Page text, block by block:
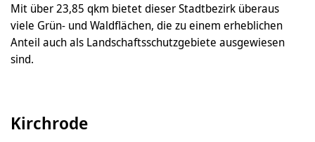
Mit über 23,85 qkm bietet dieser Stadtbezirk überaus
viele Grün- und Waldflächen, die zu einem erheblichen
Anteil auch als Landschaftsschutzgebiete ausgewiesen
sind.
Kirchrode